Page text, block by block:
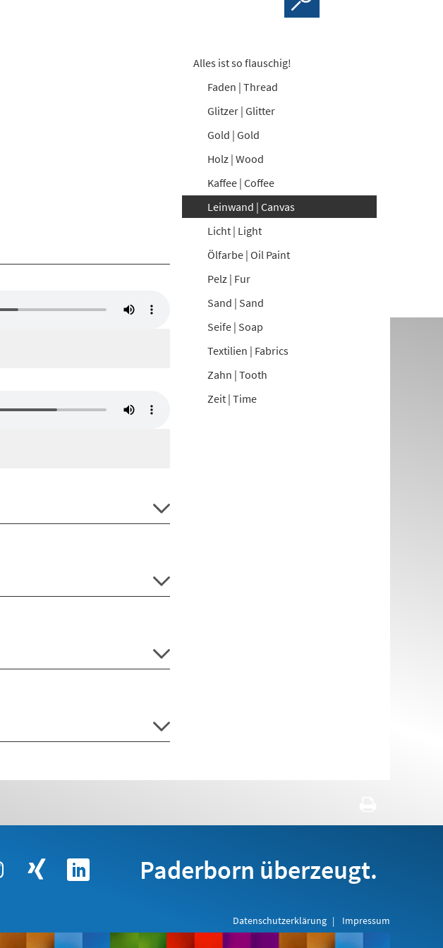
Alles ist so flauschig!
Faden | Thread
Glitzer | Glitter
Gold | Gold
Holz | Wood
Kaffee | Coffee
Leinwand | Canvas
Licht | Light
Ölfarbe | Oil Paint
Pelz | Fur
Sand | Sand
Seife | Soap
Textilien | Fabrics
Zahn | Tooth
Zeit | Time
Paderborn überzeugt.
Datenschutzerklärung Impressum